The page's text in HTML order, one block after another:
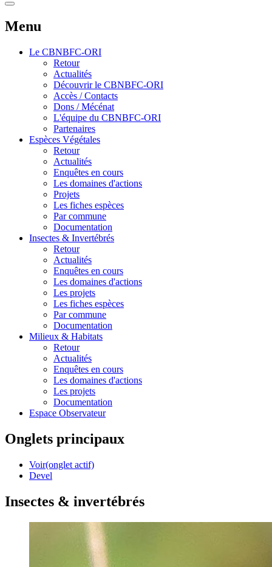
Menu
Le CBNBFC-ORI
Retour
Actualités
Découvrir le CBNBFC-ORI
Accès / Contacts
Dons / Mécénat
L'équipe du CBNBFC-ORI
Partenaires
Espèces Végétales
Retour
Actualités
Enquêtes en cours
Les domaines d'actions
Projets
Les fiches espèces
Par commune
Documentation
Insectes & Invertébrés
Retour
Actualités
Enquêtes en cours
Les domaines d'actions
Les projets
Les fiches espèces
Par commune
Documentation
Milieux & Habitats
Retour
Actualités
Enquêtes en cours
Les domaines d'actions
Les projets
Documentation
Espace Observateur
Onglets principaux
Voir(onglet actif)
Devel
Insectes & invertébrés